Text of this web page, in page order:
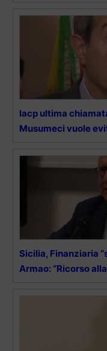
Iacp ultima
Musumeci vuole
Sicilia, Finanziaria
Armao: “Ricorso